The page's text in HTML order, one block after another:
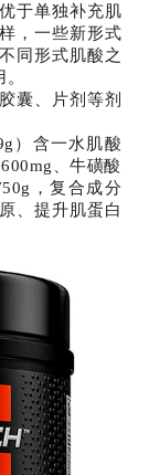
于单独补充肌
，一些新形式
同形式肌酸之
囊、片剂等剂
）含一水肌酸
、牛磺酸
，复合成分
、提升肌蛋白